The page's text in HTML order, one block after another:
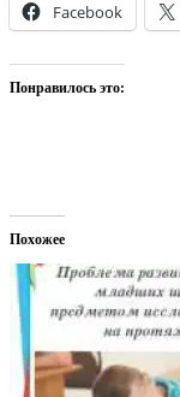
Facebook
Понравилось это:
Похожее